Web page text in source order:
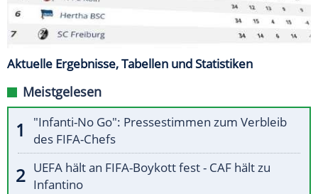
Aktuelle Ergebnisse, Tabellen und Statistiken
Meistgelesen
"Infanti-No Go": Pressestimmen zum Verbleib
des FIFA-Chefs
UEFA hält an FIFA-Boykott fest - CAF hält zu
Infantino